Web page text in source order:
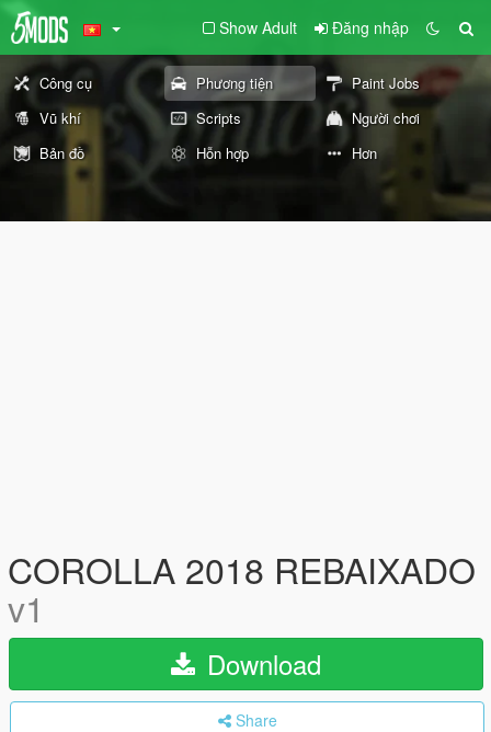
Show Adult Đăng nhập
Công cụ Phương tiện
Paint Jobs
Vũ khí
Scripts
Người chơi
Bản đồ
Hỗn hợp Hơn
COROLLA 2018 REBAIXADO
v1
Download
Share